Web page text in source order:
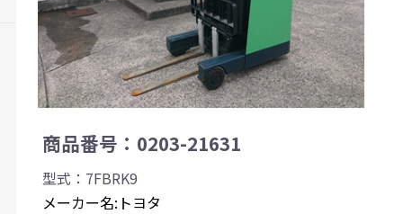
商品番号：0203-21631
型式：7FBRK9
メーカー名:トヨタ